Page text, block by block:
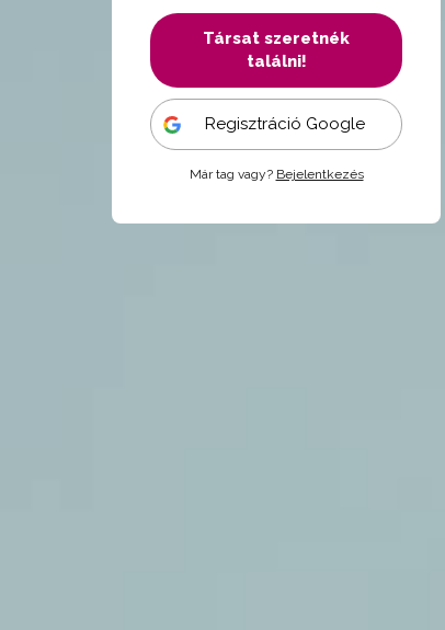
Társat szeretnék
találni!
Regisztráció Google
Már tag vagy? Bejelentkezés